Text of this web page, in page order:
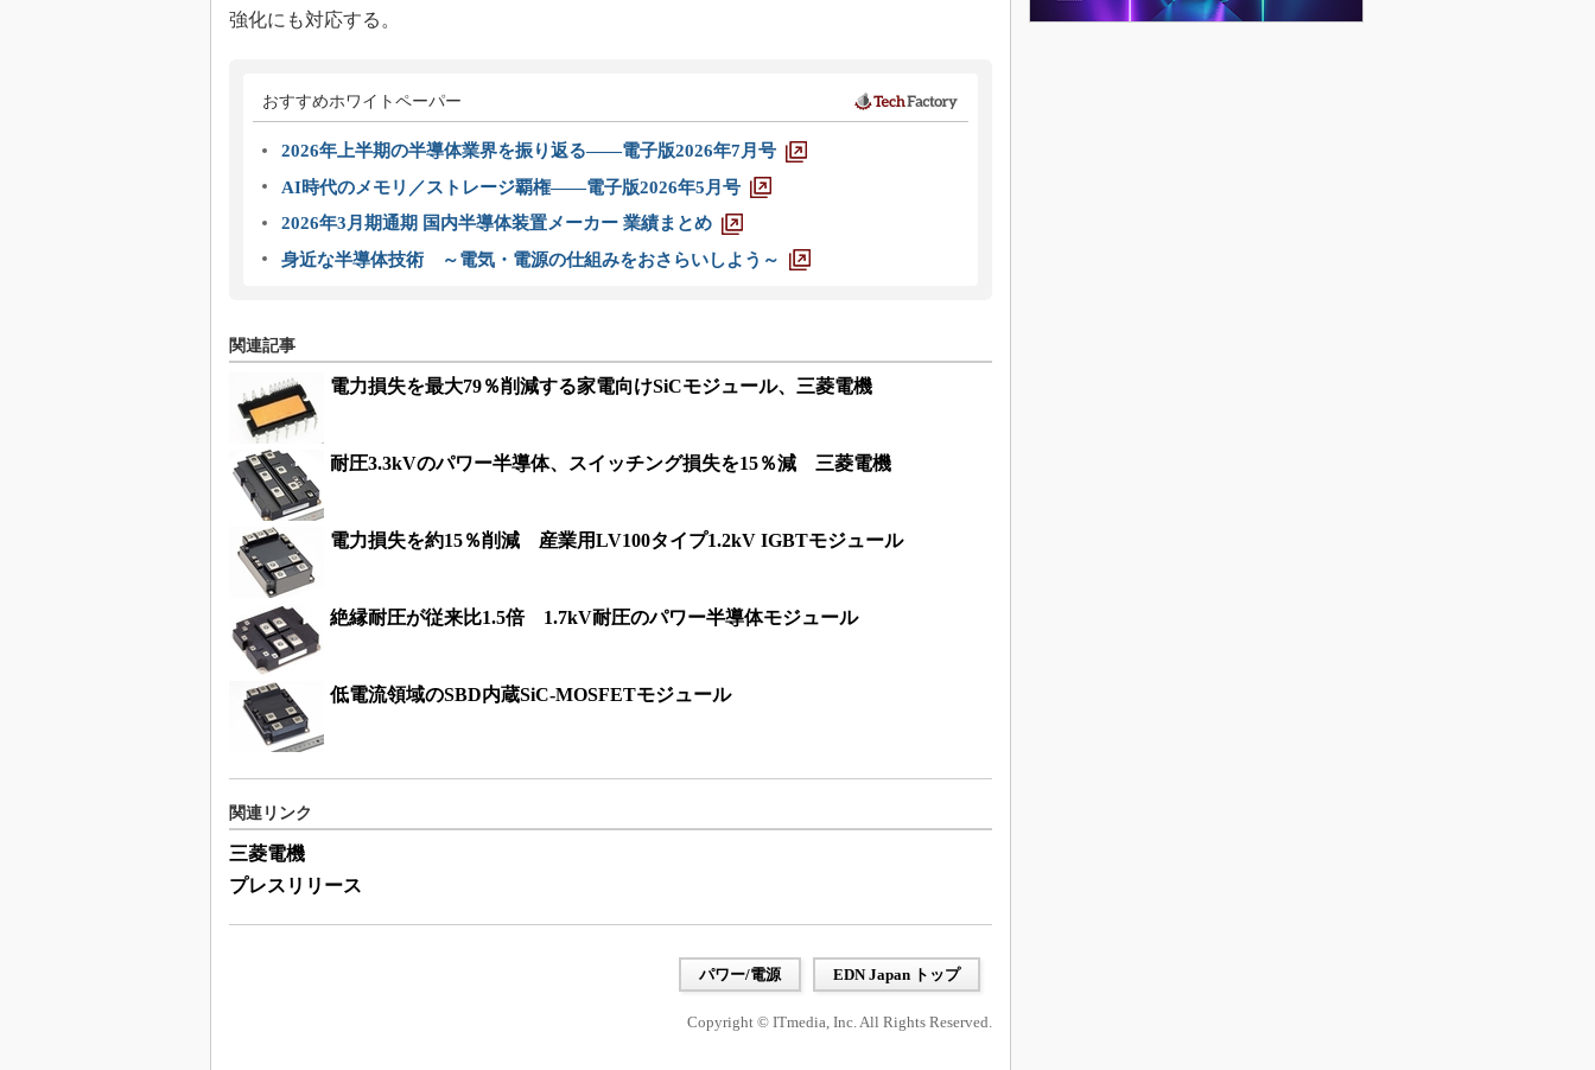
強化にも対応する。
おすすめホワイトペーパー
2026年上半期の半導体業界を振り返る――電子版2026年7月号
AI時代のメモリ／ストレージ覇権――電子版2026年5月号
2026年3月期通期 国内半導体装置メーカー 業績まとめ
身近な半導体技術 ～電気・電源の仕組みをおさらいしよう～
関連記事
電力損失を最大79％削減する家電向けSiCモジュール、三菱電機
耐圧3.3kVのパワー半導体、スイッチング損失を15％減 三菱電機
電力損失を約15％削減 産業用LV100タイプ1.2kV IGBTモジュール
絶縁耐圧が従来比1.5倍 1.7kV耐圧のパワー半導体モジュール
低電流領域のSBD内蔵SiC-MOSFETモジュール
関連リンク
三菱電機
プレスリリース
パワー/電源 EDN Japan トップ
Copyright © ITmedia, Inc. All Rights Reserved.